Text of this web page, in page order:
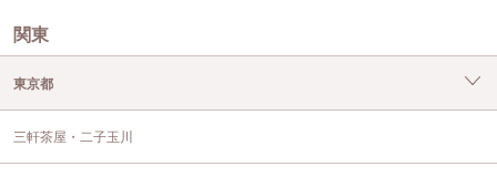
関東
東京都
三軒茶屋・二子玉川